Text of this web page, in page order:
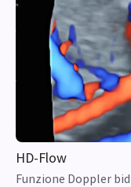
HD-Flow
Funzione Doppler